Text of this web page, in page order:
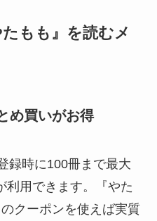
もも』を読むメ
め買いがお得
録時に100冊まで最大
利用できます。『やた
クーポンを使えば実質